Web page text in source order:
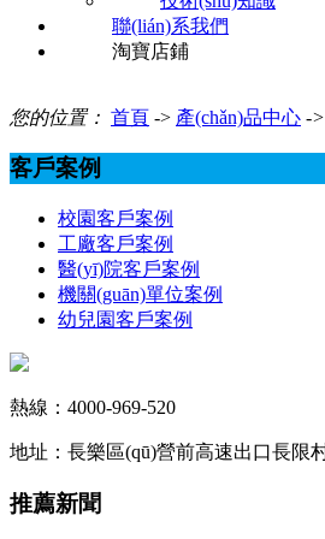
聯(lián)系我們
淘寶店鋪
您的位置： 首頁 -> 產(chǎn)品中心 ->
客戶案例
校園客戶案例
工廠客戶案例
醫(yī)院客戶案例
機關(guān)單位案例
幼兒園客戶案例
熱線：4000-969-520
地址：長樂區(qū)營前高速出口長限
推薦新聞